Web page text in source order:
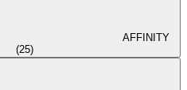
AFFINITY
(25)